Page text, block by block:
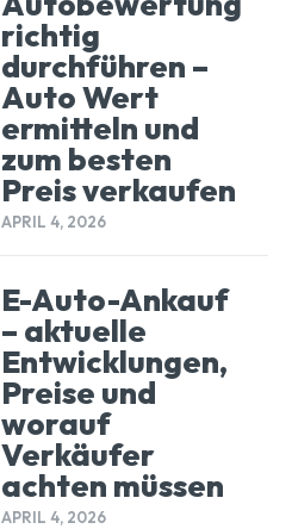
richtig
durchführen –
Auto Wert
ermitteln und
zum besten
Preis verkaufen
APRIL 4, 2026
E-Auto-Ankauf
– aktuelle
Entwicklungen,
Preise und
worauf
Verkäufer
achten müssen
APRIL 4, 2026